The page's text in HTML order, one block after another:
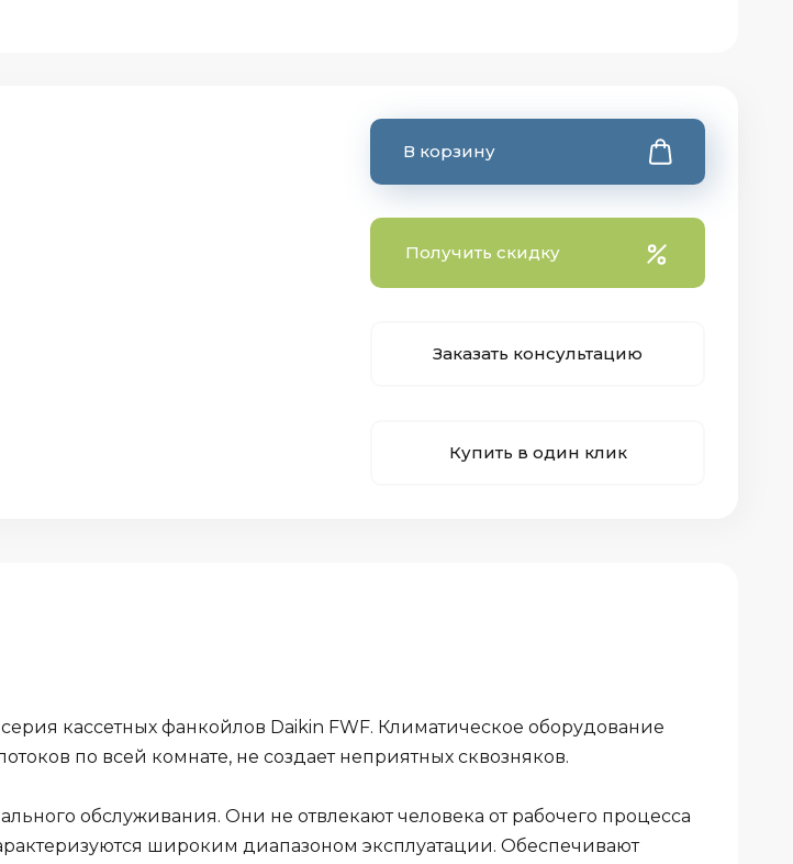
В корзину
Получить скидку
Заказать консультацию
Купить в один клик
кассетных фанкойлов Daikin FWF. Климатическое оборудование
по всей комнате, не создает неприятных сквозняков.
обслуживания. Они не отвлекают человека от рабочего процесса
широким диапазоном эксплуатации. Обеспечивают